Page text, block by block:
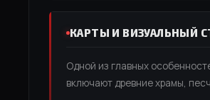
КАРТЫ И ВИЗУАЛЬНЫЙ
Одной из главных
включают древние храмы,